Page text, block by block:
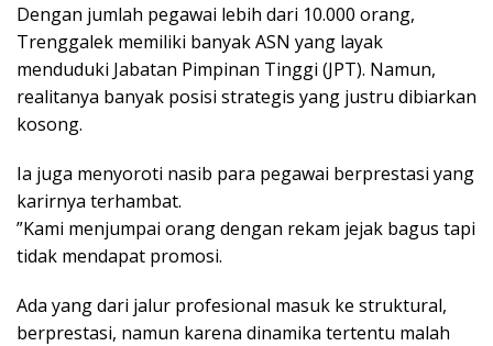
Dengan jumlah pegawai lebih dari 10.000 orang,
Trenggalek memiliki banyak ASN yang layak
menduduki Jabatan Pimpinan Tinggi (JPT). Namun,
realitanya banyak posisi strategis yang justru dibiarkan
kosong.
​Ia juga menyoroti nasib para pegawai berprestasi yang
karirnya terhambat.
​”Kami menjumpai orang dengan rekam jejak bagus tapi
tidak mendapat promosi.
Ada yang dari jalur profesional masuk ke struktural,
berprestasi, namun karena dinamika tertentu malah